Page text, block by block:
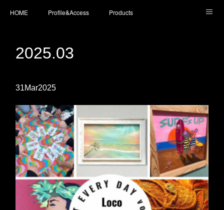
HOME Profile&Access Products
Accessories Shopping
2025.03
31Mar2025